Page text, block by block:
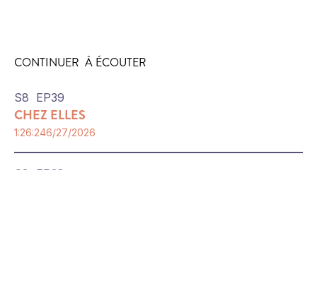
CONTINUER À ÉCOUTER
S8 EP39
CHEZ ELLES
1:26:246/27/2026
S 8 EP 38